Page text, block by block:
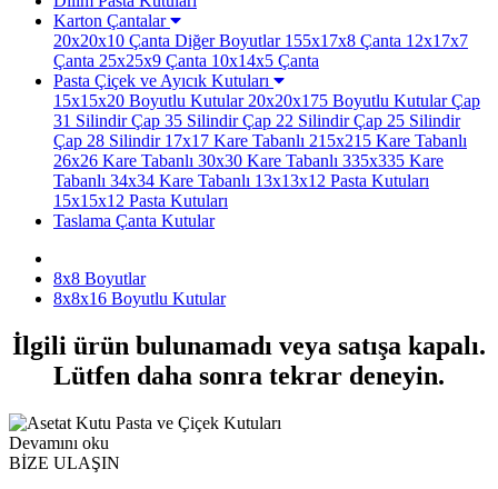
Karton Çantalar
20x20x10 Çanta Diğer Boyutlar155x17x8 Çanta 12x17x7
Çanta 25x25x9 Çanta 10x14x5 Çanta
Pasta Çiçek ve Ayıcık Kutuları
15x15x20 Boyutlu Kutular20x20x175 Boyutlu KutularÇap
31 SilindirÇap 35 SilindirÇap 22 SilindirÇap 25 Silindir
Çap 28 Silindir17x17 Kare Tabanlı 215x215 Kare Tabanlı
26x26 Kare Tabanlı 30x30 Kare Tabanlı 335x335 Kare
Tabanlı 34x34 Kare Tabanlı 13x13x12 Pasta Kutuları
15x15x12 Pasta Kutuları
Taslama Çanta Kutular
8x8 Boyutlar
8x8x16 Boyutlu Kutular
İlgili ürün bulunamadı veya satışa kapalı.
Lütfen daha sonra tekrar deneyin.
Devamını oku
BİZE ULAŞIN